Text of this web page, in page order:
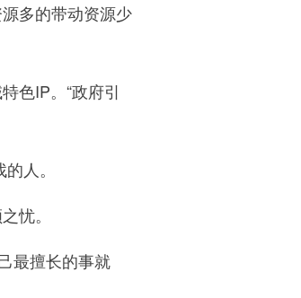
多的带动资源少
色IP。“政府引
人。
忧。
最擅长的事就